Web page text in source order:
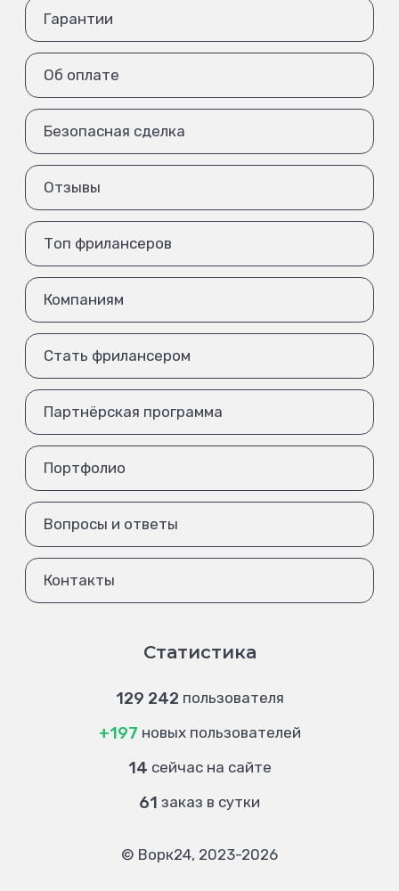
Гарантии
Об оплате
Безопасная сделка
Отзывы
Топ фрилансеров
Компаниям
Стать фрилансером
Партнёрская программа
Портфолио
Вопросы и ответы
Контакты
Статистика
129 242 пользователя
+197 новых пользователей
14 сейчас на сайте
61 заказ в сутки
© Ворк24, 2023-2026